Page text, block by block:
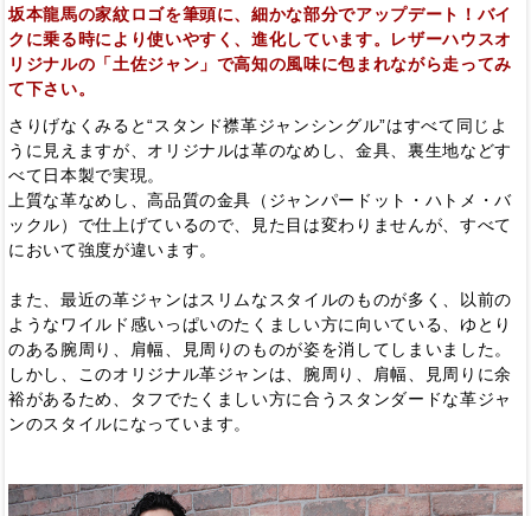
坂本龍馬の家紋ロゴを筆頭に、細かな部分でアップデート！バイ
クに乗る時により使いやすく、進化しています。レザーハウスオ
リジナルの「土佐ジャン」で高知の風味に包まれながら走ってみ
て下さい。
さりげなくみると“スタンド襟革ジャンシングル”はすべて同じよ
うに見えますが、オリジナルは革のなめし、金具、裏生地などす
べて日本製で実現。
上質な革なめし、高品質の金具（ジャンパードット・ハトメ・バ
ックル）で仕上げているので、見た目は変わりませんが、すべて
において強度が違います。
また、最近の革ジャンはスリムなスタイルのものが多く、以前の
ようなワイルド感いっぱいのたくましい方に向いている、ゆとり
のある腕周り、肩幅、見周りのものが姿を消してしまいました。
しかし、このオリジナル革ジャンは、腕周り、肩幅、見周りに余
裕があるため、タフでたくましい方に合うスタンダードな革ジャ
ンのスタイルになっています。